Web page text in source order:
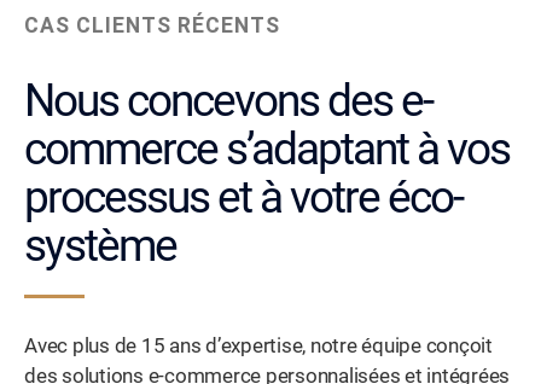
CAS CLIENTS RÉCENTS
Nous concevons des e-
commerce s’adaptant à vos
processus et à votre éco-
système
Avec plus de 15 ans d’expertise, notre équipe conçoit
des solutions e-commerce personnalisées et intégrées